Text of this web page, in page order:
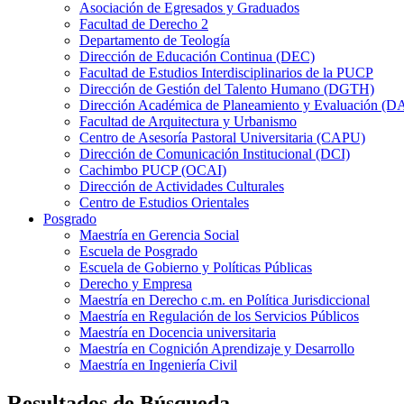
Asociación de Egresados y Graduados
Facultad de Derecho 2
Departamento de Teología
Dirección de Educación Continua (DEC)
Facultad de Estudios Interdisciplinarios de la PUCP
Dirección de Gestión del Talento Humano (DGTH)
Dirección Académica de Planeamiento y Evaluación
Facultad de Arquitectura y Urbanismo
Centro de Asesoría Pastoral Universitaria (CAPU)
Dirección de Comunicación Institucional (DCI)
Cachimbo PUCP (OCAI)
Dirección de Actividades Culturales
Centro de Estudios Orientales
Posgrado
Maestría en Gerencia Social
Escuela de Posgrado
Escuela de Gobierno y Políticas Públicas
Derecho y Empresa
Maestría en Derecho c.m. en Política Jurisdiccional
Maestría en Regulación de los Servicios Públicos
Maestría en Docencia universitaria
Maestría en Cognición Aprendizaje y Desarrollo
Maestría en Ingeniería Civil